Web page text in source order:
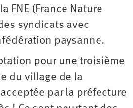
FNE (France Nature
syndicats avec
paysanne.
pour une troisième
du village de la
par la préfecture